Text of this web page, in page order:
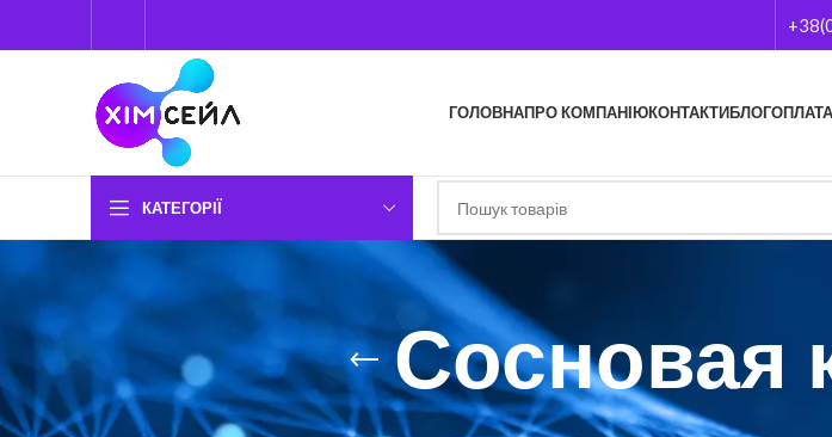
ГОЛОВНАПРО КОМПАНІЮКОНТАКТИБЛОГ
КАТЕГОРІЇ
Сосновая